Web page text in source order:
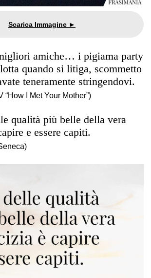
amiche… i pigiama party
quando si litiga, scommetto
teneramente stringendovi.
“How I Met Your Mother”)
qualità più belle della vera
e essere capiti.